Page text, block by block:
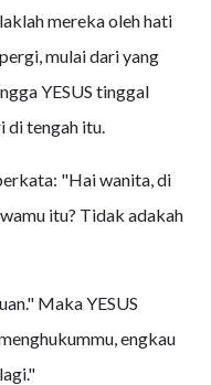
mereka oleh hati
mulai dari yang
YESUS tinggal
di tengah itu.
"Hai wanita, di
itu? Tidak adakah
Maka YESUS
engkau